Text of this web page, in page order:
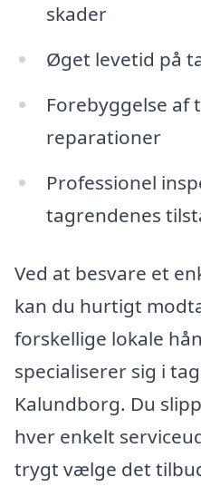
skader
Øget levetid på
Forebyggelse
reparationer
Professionel
tagrendenes
Ved at besvare et
kan du hurtigt
forskellige lokale
specialiserer sig i
Kalundborg. Du
hver enkelt
trygt vælge det